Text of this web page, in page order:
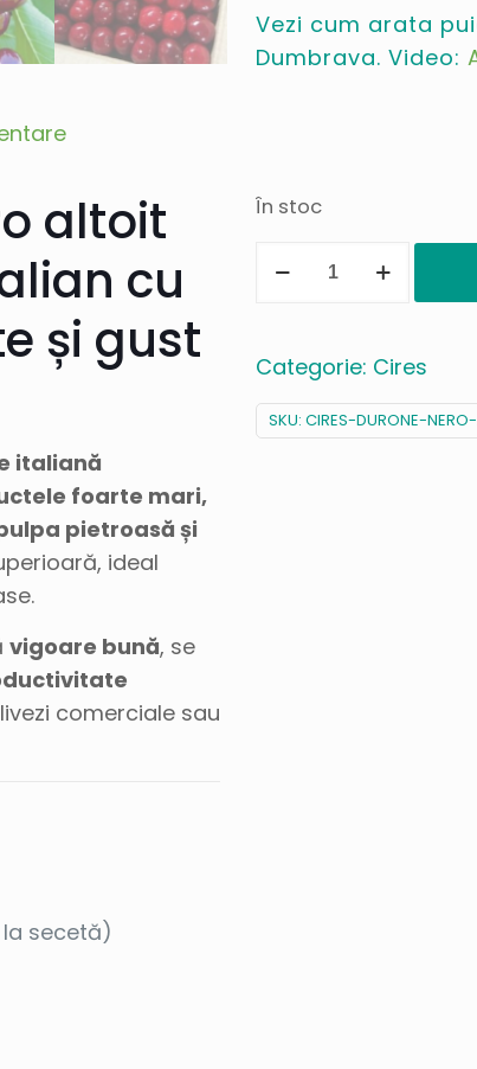
altoit
cu
și gust
italiană
foarte mari,
pietroasă și
ideal
vigoare bună, se
comerciale sau
secetă)
Vezi cum arata
Dumbrava. Video:
În stoc
Cantitate
Nero
(Italia)
Categorie: Cires
SKU: CIRES-DURONE-